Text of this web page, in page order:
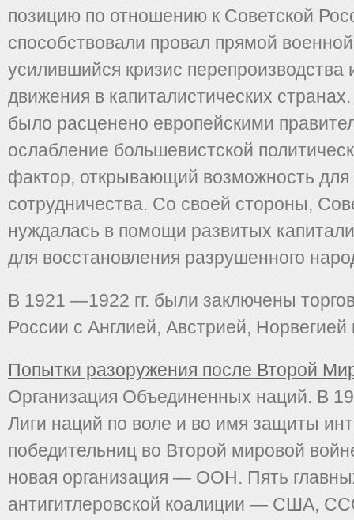
позицию по отношению к Советской
способствовали провал прямой
усилившийся кризис перепроизводства
движения в капиталистических
было расценено европейскими
ослабление большевистской
фактор, открывающий воз­можность для
сотрудничества. Со своей стороны,
нуждалась в помощи развитых
для восстановления разрушенного
В 1921 —1922 гг. были заключены
России с Англией, Австрией,
Попытки разоружения после Второй
Организация Объединенных наций. В
Лиги наций по воле и во имя защиты
победительниц во Второй мировой
новая организация — ООН. Пять
антигитлеровской коалиции — США,